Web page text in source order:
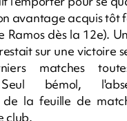
avantage acquis tôt
Ramos dès la 12e).
sur une victoire
matches
bémol,
de la feuille de
club.